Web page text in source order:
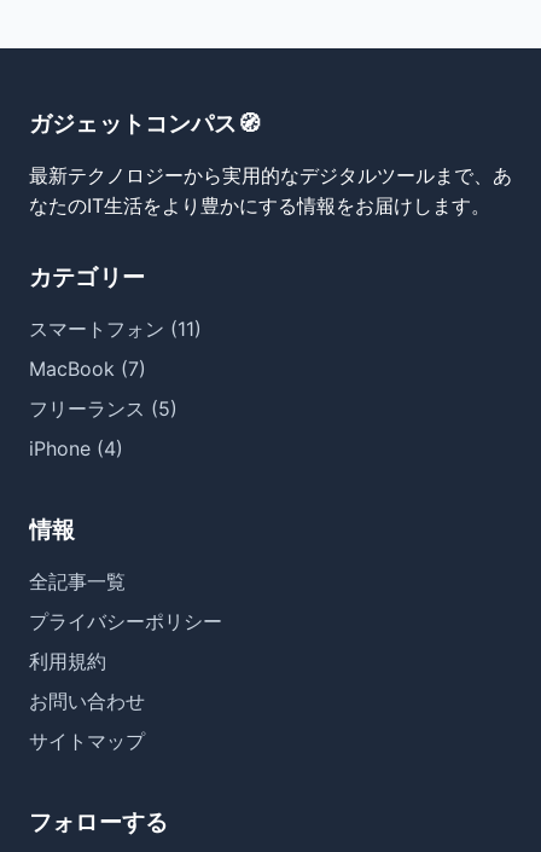
ガジェットコンパス🧭
最新テクノロジーから実用的なデジタルツールまで、あ
なたのIT生活をより豊かにする情報をお届けします。
カテゴリー
スマートフォン (11)
MacBook (7)
フリーランス (5)
iPhone (4)
情報
全記事一覧
プライバシーポリシー
利用規約
お問い合わせ
サイトマップ
フォローする